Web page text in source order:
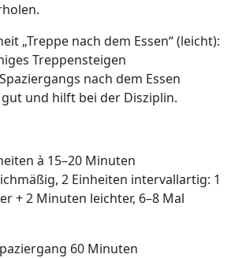
„Treppe nach dem Essen“ (leicht):
Treppensteigen
nach dem Essen
und hilft bei der Disziplin.
à 15–20 Minuten
2 Einheiten intervallartig: 1
+ 2 Minuten leichter, 6–8 Mal
60 Minuten